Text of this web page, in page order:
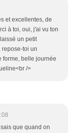
et excellentes, de
à toi, oui, j'ai vu ton
un petit
repose-toi un
forme, belle journée
/>
que quand on